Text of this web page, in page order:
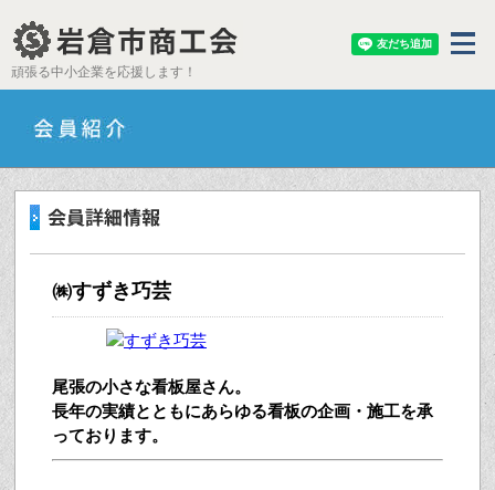
頑張る中小企業を応援します！
㈱すずき巧芸
尾張の小さな看板屋さん。
長年の実績とともにあらゆる看板の企画・施工を承
っております。